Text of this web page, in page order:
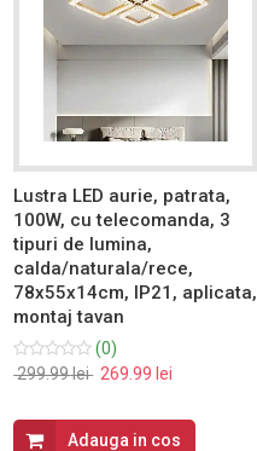
Lustra LED aurie, patrata,
100W, cu telecomanda, 3
tipuri de lumina,
calda/naturala/rece,
78x55x14cm, IP21, aplicata,
montaj tavan
(0)
299.99 lei 269.99 lei
Adauga in cos